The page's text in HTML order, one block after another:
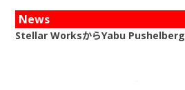
News
Stellar WorksからYabu Pushelberg